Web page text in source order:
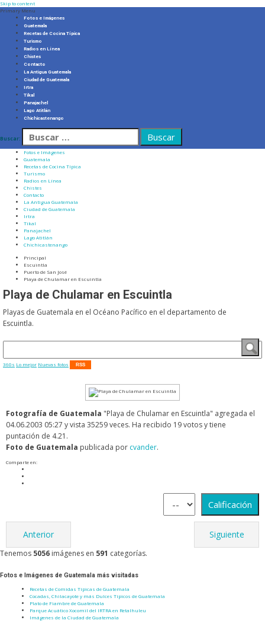
Skip to content
Primary Menu
Fotos e Imágenes
Guatemala
Recetas de Cocina Típica
Turismo
Radios en Línea
Chistes
Contacto
La Antigua Guatemala
Ciudad de Guatemala
Irtra
Tikal
Panajachel
Lago Atitlán
Chichicastenango
Buscar:
Fotos e Imágenes
Guatemala
Recetas de Cocina Típica
Turismo
Radios en Línea
Chistes
Contacto
La Antigua Guatemala
Ciudad de Guatemala
Irtra
Tikal
Panajachel
Lago Atitlán
Chichicastenango
Principal
Escuintla
Puerto de San José
Playa de Chulamar en Escuintla
Playa de Chulamar en Escuintla
Playas de Guatemala en el Océano Pacífico en el departamento de
Escuintla.
360s Lo mejor Nuevas fotos RSS
Fotografía de Guatemala "Playa de Chulamar en Escuintla" agregada el
04.06.2003 05:27 y vista 35259 veces. Ha recibido 19 votos y tiene
puntación de 4.21.
Foto de Guatemala publicada por cvander.
Comparte en:
Anterior Siguiente
Tenemos 5056 imágenes en 591 categorías.
Fotos e Imágenes de Guatemala más visitadas
Recetas de Comidas Típicas de Guatemala
Cocadas, Chilacayote y más Dulces Típicos de Guatemala
Plato de Fiambre de Guatemala
Parque Acuático Xocomil del IRTRA en Retalhuleu
Imágenes de la Ciudad de Guatemala